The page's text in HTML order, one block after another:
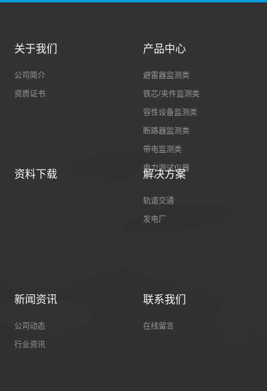
关于我们
公司简介
资质证书
产品中心
避雷器监测类
铁芯/夹件监测类
容性设备监测类
断路器监测类
带电监测类
电力测试仪器
资料下载 解决方案
轨道交通
发电厂
新闻资讯
公司动态
行业资讯
联系我们
在线留言